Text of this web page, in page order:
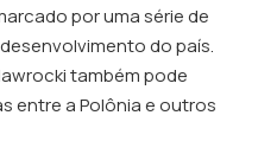
por uma série de
do país.
também pode
entre a Polônia e outros